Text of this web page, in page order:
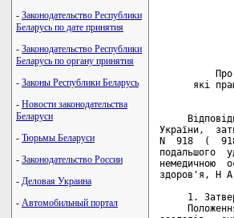
- Законодательство Республики
Беларусь по дате принятия
- Законодательство Республики
Беларусь по органу принятия
- Законы Республики Беларусь
- Новости законодательства
Беларуси
- Тюрьмы Беларуси
- Законодательство России
- Деловая Украина
- Автомобильный портал